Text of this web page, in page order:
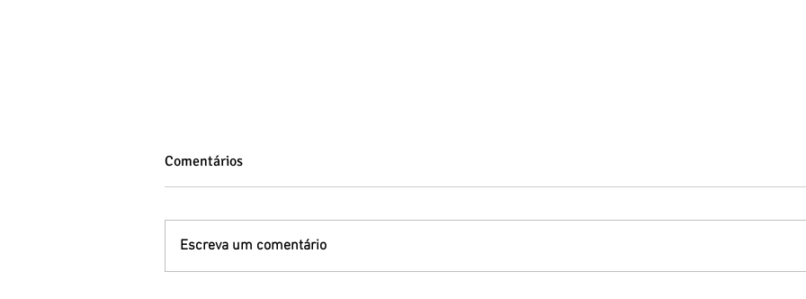
Comentários
Escreva um comentário